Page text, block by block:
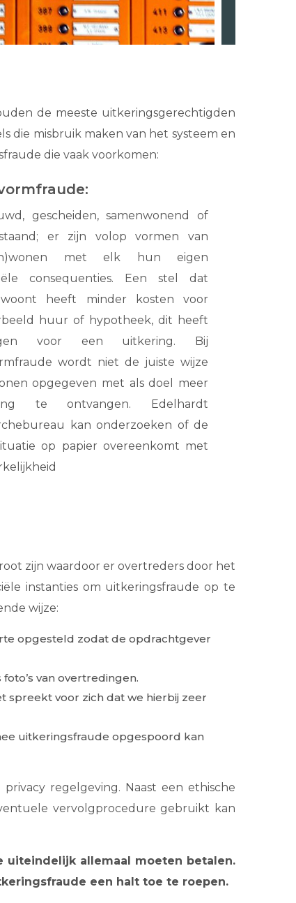
de meeste uitkeringsgerechtigden
die misbruik maken van het systeem en
die vaak voorkomen:
gescheiden, samenwonend of
er zijn volop vormen van
met elk hun eigen
consequenties. Een stel dat
heeft minder kosten voor
huur of hypotheek, dit heeft
voor een uitkering. Bij
wordt niet de juiste wijze
opgegeven met als doel meer
te ontvangen. Edelhardt
kan onderzoeken of de
op papier overeenkomt met
zijn waardoor er overtreders door het
instanties om uitkeringsfraude op te
wijze:
opgesteld zodat de opdrachtgever
van overtredingen.
spreekt voor zich dat we hierbij zeer
uitkeringsfraude opgespoord kan
regelgeving. Naast een ethische
vervolgprocedure gebruikt kan
uiteindelijk allemaal moeten betalen.
een halt toe te roepen.